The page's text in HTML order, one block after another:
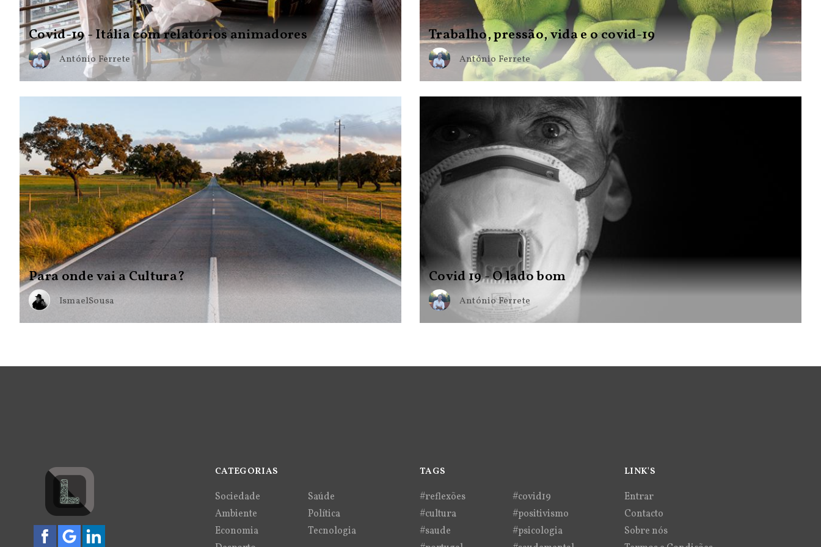
Covid-19 - Itália com relatórios animadores
António Ferrete
Trabalho, pressão, vida e o covid-19
António Ferrete
Para onde vai a Cultura?
IsmaelSousa
Covid 19 - O lado bom
António Ferrete
CATEGORIAS
Sociedade
Saúde
Ambiente
Política
Economia
Tecnologia
TAGS
#reflexões
#covid19
#cultura
#positivismo
#saude
#psicologia
LINK'S
Entrar
Contacto
Sobre nós